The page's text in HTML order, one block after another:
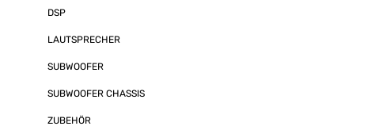
DSP
LAUTSPRECHER
SUBWOOFER
SUBWOOFER CHASSIS
ZUBEHÖR